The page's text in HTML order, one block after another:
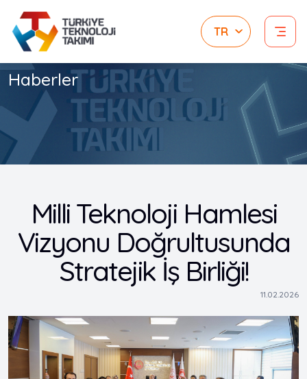
Haberler
Milli Teknoloji Hamlesi
Vizyonu Doğrultusunda
Stratejik İş Birliği!
11.02.2026